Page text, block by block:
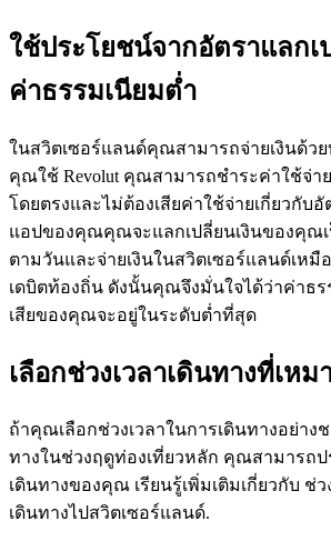
ใช้ประโยชน์จากอัตราแลก
ค่าธรรมเนียมต่ำ
ในสวิตเซอร์แลนด์คุณสามารถจ่ายเงินด้ว
คุณใช้ Revolut คุณสามารถชำระค่าใช้จ่า
โดยตรงและไม่ต้องเสียค่าใช้จ่ายเกี่ยวกับ
แอปของคุณคุณจะแลกเปลี่ยนเงินของคุณเ
ตามวันและจ่ายเงินในสวิตเซอร์แลนด์เห
เดบิตท้องถิ่น ดังนั้นคุณจึงมั่นใจได้ว่าค่าธ
เสียของคุณจะอยู่ในระดับต่ำที่สุด
เลือกช่วงเวลาเดินทางที่เหม
ถ้าคุณเลือกช่วงเวลาในการเดินทางอย่า
ทางในช่วงฤดูท่องเที่ยวหลัก คุณสามารถป
เดินทางของคุณ เรียนรู้เพิ่มเติมเกี่ยวกับ ช่
เดินทางไปสวิตเซอร์แลนด์.